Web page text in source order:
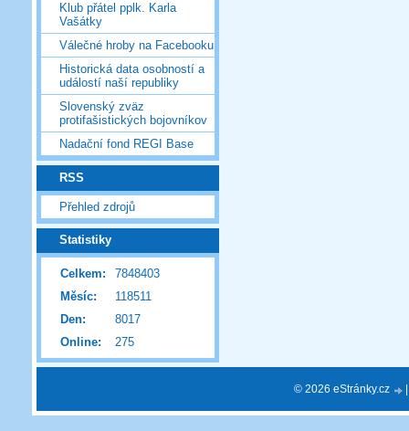
Klub přátel pplk. Karla
Vašátky
Válečné hroby na Facebooku
Historická data osobností a
událostí naší republiky
Slovenský zväz
protifašistických bojovníkov
Nadační fond REGI Base
RSS
Přehled zdrojů
Statistiky
Online: 275
Celkem:
7848403
Měsíc:
118511
Den:
8017
© 2026 eStránky.cz